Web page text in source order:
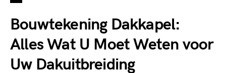
Bouwtekening Dakkapel:
Alles Wat U Moet Weten voor
Uw Dakuitbreiding